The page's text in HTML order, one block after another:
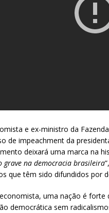
e ex-ministro da
de impeachment da
deixará uma marca na
grave na democracia brasileira
que têm sido difundidos por
uma nação é forte
democrática sem